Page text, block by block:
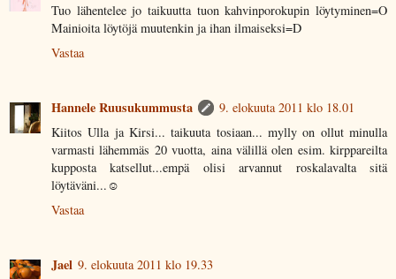
Tuo lähentelee jo taikuutta tuon kahvinporokupin löytyminen=O
Mainioita löytöjä muutenkin ja ihan ilmaiseksi=D
Vastaa
Hannele Ruusukummusta
9. elokuuta 2011 klo 18.01
Kiitos Ulla ja Kirsi... taikuuta tosiaan... mylly on ollut minulla
varmasti lähemmäs 20 vuotta, aina välillä olen esim. kirppareilta
kupposta katsellut...empä olisi arvannut roskalavalta sitä
löytäväni...☺
Vastaa
Jael 9. elokuuta 2011 klo 19.33